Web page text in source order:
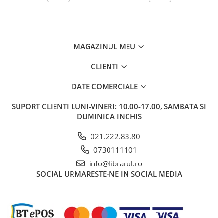
Carti de colorat pentru adulti
Casa, gradina
Istoria comunismului
MAGAZINUL MEU
CLIENTI
DATE COMERCIALE
SUPORT CLIENTI LUNI-VINERI: 10.00-17.00, SAMBATA SI
DUMINICA INCHIS
021.222.83.80
0730111101
info@librarul.ro
SOCIAL URMARESTE-NE IN SOCIAL MEDIA